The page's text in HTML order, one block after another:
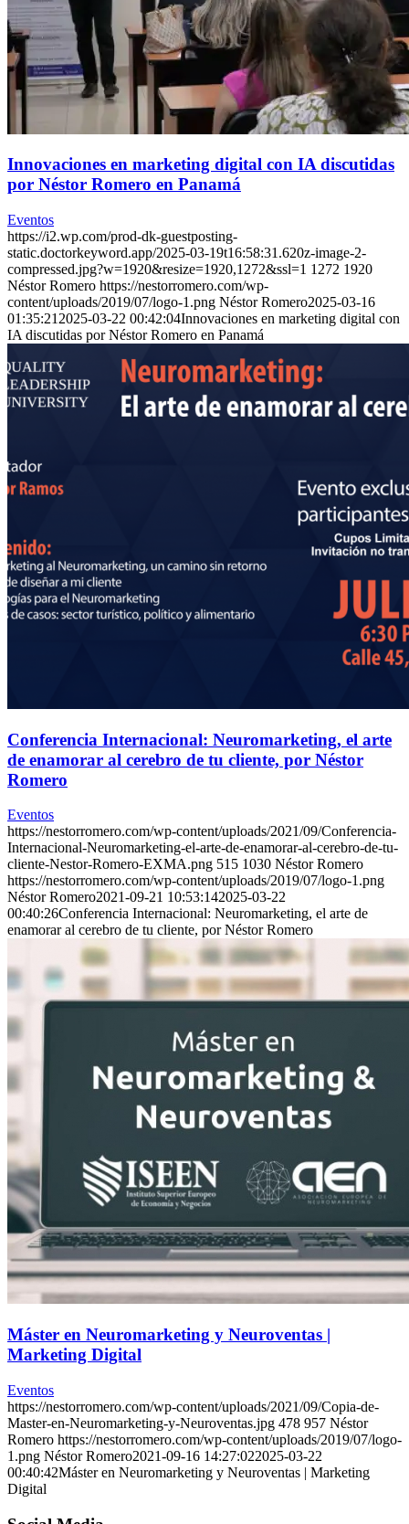
Innovaciones en marketing digital con IA discutidas
por Néstor Romero en Panamá
Eventos
https://i2.wp.com/prod-dk-guestposting-
static.doctorkeyword.app/2025-03-19t16:58:31.620z-image-2-
compressed.jpg?w=1920&resize=1920,1272&ssl=1 1272 1920
Néstor Romero https://nestorromero.com/wp-
content/uploads/2019/07/logo-1.png Néstor Romero2025-03-16
01:35:21 2025-03-22 00:42:04Innovaciones en marketing digital con
IA discutidas por Néstor Romero en Panamá
Conferencia Internacional: Neuromarketing, el arte
de enamorar al cerebro de tu cliente, por Néstor
Romero
Eventos
https://nestorromero.com/wp-content/uploads/2021/09/Conferencia-
Internacional-Neuromarketing-el-arte-de-enamorar-al-cerebro-de-tu-
cliente-Nestor-Romero-EXMA.png 515 1030 Néstor Romero
https://nestorromero.com/wp-content/uploads/2019/07/logo-1.png
Néstor Romero2021-09-21 10:53:142025-03-22
00:40:26Conferencia Internacional: Neuromarketing, el arte de
enamorar al cerebro de tu cliente, por Néstor Romero
Máster en Neuromarketing y Neuroventas |
Marketing Digital
Eventos
https://nestorromero.com/wp-content/uploads/2021/09/Copia-de-
Master-en-Neuromarketing-y-Neuroventas.jpg 478 957 Néstor
Romero https://nestorromero.com/wp-content/uploads/2019/07/logo-
1.png Néstor Romero2021-09-16 14:27:022025-03-22
00:40:42Máster en Neuromarketing y Neuroventas | Marketing
Digital